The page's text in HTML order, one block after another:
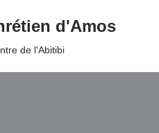
d'Amos
de l'Abitibi